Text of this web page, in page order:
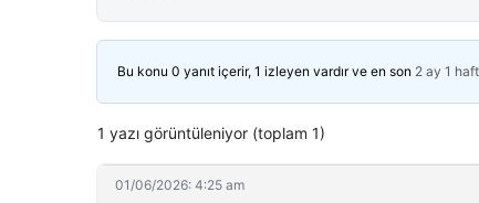
Bu konu 0 yanıt içerir, 1 izleyen vardır ve en son 2 ay 1
1 yazı görüntüleniyor (toplam 1)
01/06/2026: 4:25 am